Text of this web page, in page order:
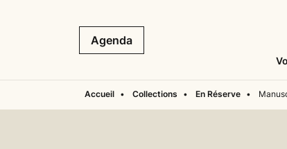
Agenda
Accueil • Collections • En Réserve •